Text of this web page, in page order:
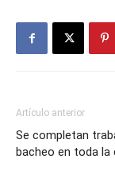
Artículo anterior
Se completan
bacheo en toda la